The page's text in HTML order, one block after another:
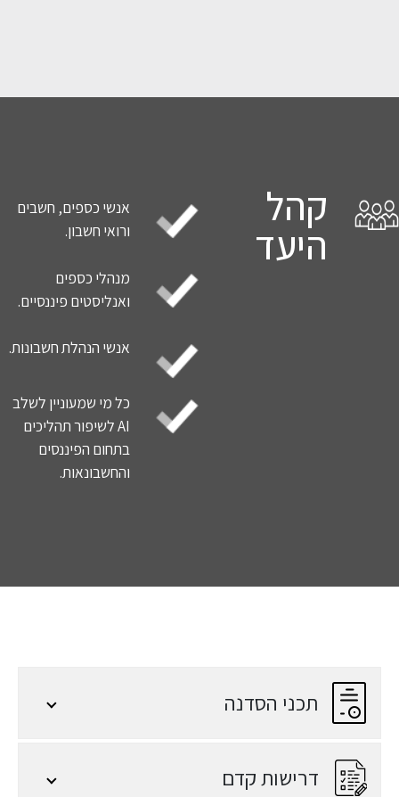
קהל
היעד
אנשי כספים, חשבים
ורואי חשבון.
מנהלי כספים
ואנליסטים פיננסיים.
אנשי הנהלת חשבונות.
כל מי שמעוניין לשלב
AI לשיפור תהליכים
בתחום הפיננסים
והחשבונאות.
תכני הסדנה
דרישות קדם